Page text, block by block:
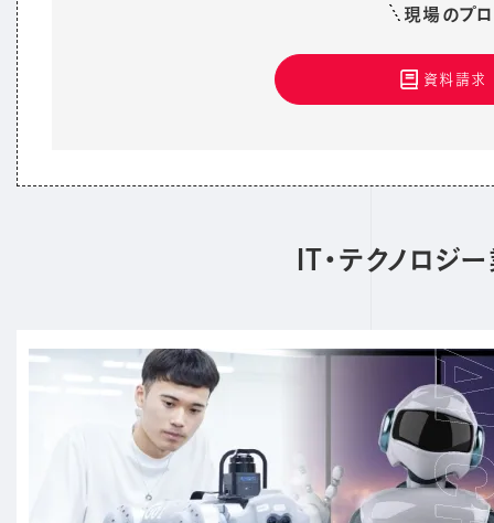
現場のプ
資料請求
IT・テクノロジ